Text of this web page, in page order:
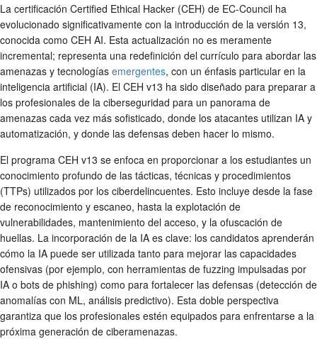
La certificación Certified Ethical Hacker (CEH) de EC-Council ha
evolucionado significativamente con la introducción de la versión 13,
conocida como CEH AI. Esta actualización no es meramente
incremental; representa una redefinición del currículo para abordar las
amenazas y tecnologías emergentes, con un énfasis particular en la
inteligencia artificial (IA). El CEH v13 ha sido diseñado para preparar a
los profesionales de la ciberseguridad para un panorama de
amenazas cada vez más sofisticado, donde los atacantes utilizan IA y
automatización, y donde las defensas deben hacer lo mismo.
El programa CEH v13 se enfoca en proporcionar a los estudiantes un
conocimiento profundo de las tácticas, técnicas y procedimientos
(TTPs) utilizados por los ciberdelincuentes. Esto incluye desde la fase
de reconocimiento y escaneo, hasta la explotación de
vulnerabilidades, mantenimiento del acceso, y la ofuscación de
huellas. La incorporación de la IA es clave: los candidatos aprenderán
cómo la IA puede ser utilizada tanto para mejorar las capacidades
ofensivas (por ejemplo, con herramientas de fuzzing impulsadas por
IA o bots de phishing) como para fortalecer las defensas (detección de
anomalías con ML, análisis predictivo). Esta doble perspectiva
garantiza que los profesionales estén equipados para enfrentarse a la
próxima generación de ciberamenazas.